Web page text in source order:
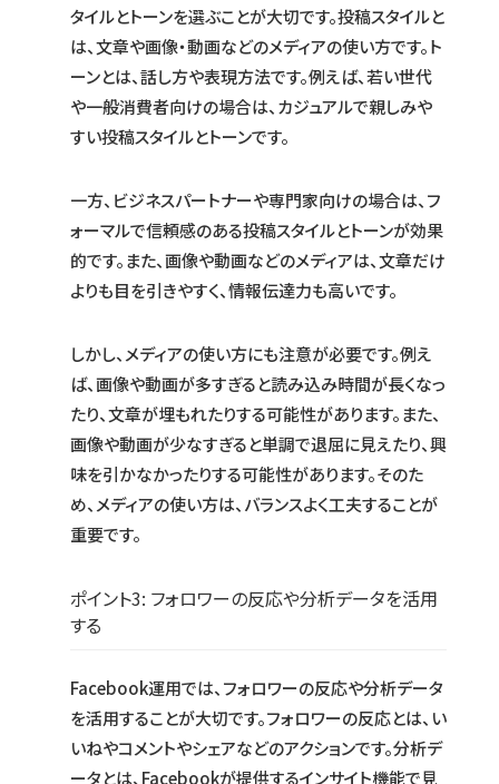
タイルとトーンを選ぶことが大切です。投稿スタイルと
は、文章や画像・動画などのメディアの使い方です。ト
ーンとは、話し方や表現方法です。例えば、若い世代
や一般消費者向けの場合は、カジュアルで親しみや
すい投稿スタイルとトーンです。
一方、ビジネスパートナーや専門家向けの場合は、フ
ォーマルで信頼感のある投稿スタイルとトーンが効果
的です。また、画像や動画などのメディアは、文章だけ
よりも目を引きやすく、情報伝達力も高いです。
しかし、メディアの使い方にも注意が必要です。例え
ば、画像や動画が多すぎると読み込み時間が長くなっ
たり、文章が埋もれたりする可能性があります。また、
画像や動画が少なすぎると単調で退屈に見えたり、興
味を引かなかったりする可能性があります。そのた
め、メディアの使い方は、バランスよく工夫することが
重要です。
ポイント3: フォロワーの反応や分析データを活用
する
Facebook運用では、フォロワーの反応や分析データ
を活用することが大切です。フォロワーの反応とは、い
いねやコメントやシェアなどのアクションです。分析デ
ータとは、Facebookが提供するインサイト機能で見